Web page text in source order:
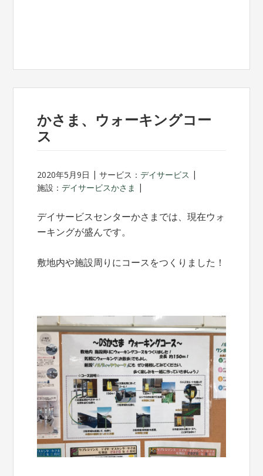
かさま、ウォーキングコー
ス
2020年5月9日 サービス：デイサービス
施設：デイサービスかさま
デイサービスセンターかさまでは、現在ウォ
ーキングが盛んです。
敷地内や施設周りにコースをつくりました！